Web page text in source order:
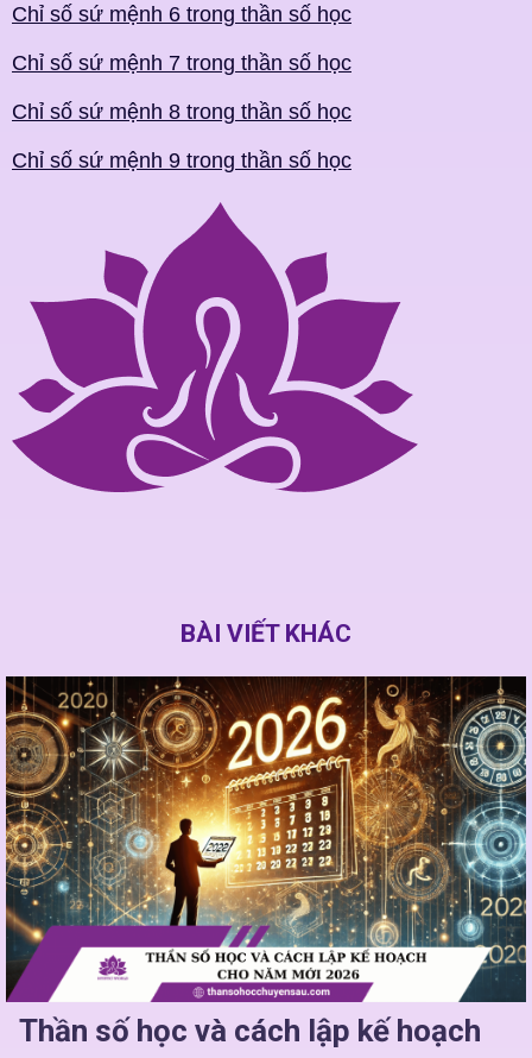
Chỉ số sứ mệnh 6 trong thần số học
Chỉ số sứ mệnh 7 trong thần số học
Chỉ số sứ mệnh 8 trong thần số học
Chỉ số sứ mệnh 9 trong thần số học
BÀI VIẾT KHÁC
Thần số học và cách lập kế hoạch